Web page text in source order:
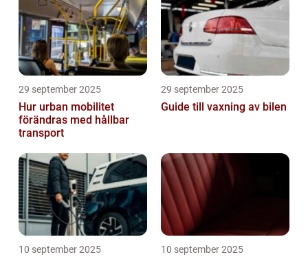
29 september 2025
Hur urban mobilitet
förändras med hållbar
transport
29 september 2025
Guide till vaxning av bilen
10 september 2025 10 september 2025